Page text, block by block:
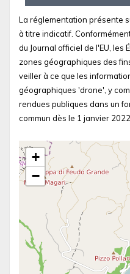
La réglementation présente
à titre indicatif.
du Journal officiel de l'EU, les
zones géographiques des
veiller à ce que les
géographiques 'drone', y
rendues publiques dans un
commun dès le 1 janvier